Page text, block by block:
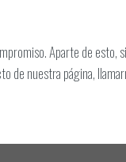
Aparte de esto,
nuestra página,